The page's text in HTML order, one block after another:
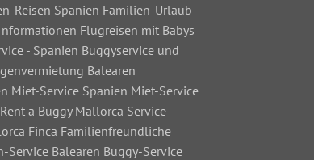
Reisen Spanien Familien-Urlaub
Flugreisen mit Babys
- Spanien Buggyservice und
Balearen
Miet-Service Spanien Miet-Service
a Buggy Mallorca Service
Finca Familienfreundliche
Balearen Buggy-Service